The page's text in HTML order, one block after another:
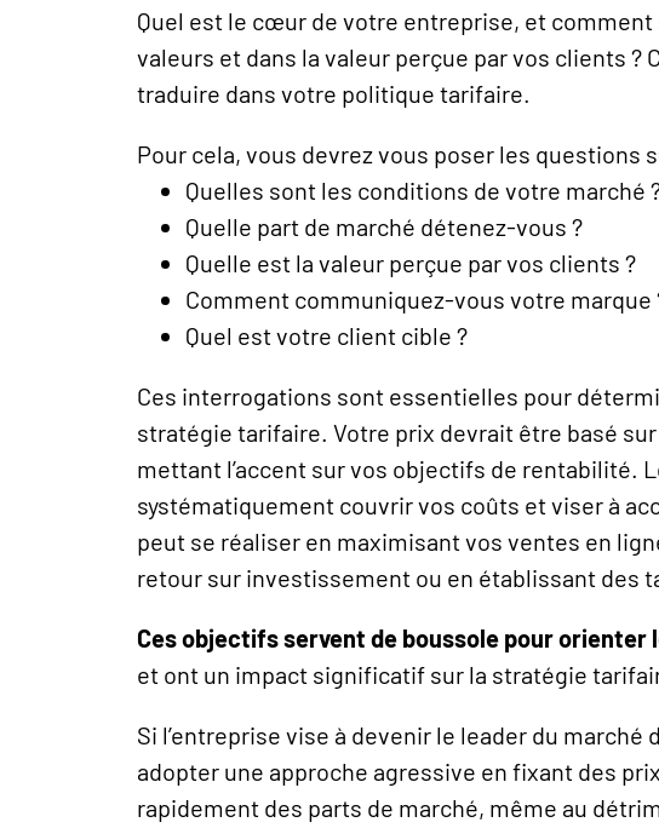
Quel est le cœur de votre entreprise, et
valeurs et dans la valeur perçue par vos clients ?
traduire dans votre politique tarifaire.
Pour cela, vous devrez vous poser les questions
Quelles sont les conditions de votre marché
Quelle part de marché détenez-vous ?
Quelle est la valeur perçue par vos clients ?
Comment communiquez-vous votre marque
Quel est votre client cible ?
Ces interrogations sont essentielles pour
stratégie tarifaire. Votre prix devrait être basé
mettant l’accent sur vos objectifs de rentabilité.
systématiquement couvrir vos coûts et viser à
peut se réaliser en maximisant vos ventes en
retour sur investissement ou en établissant des
Ces objectifs servent de boussole pour
et ont un impact significatif sur la stratégie
Si l’entreprise vise à devenir le leader du marché
adopter une approche agressive en fixant des
rapidement des parts de marché, même au